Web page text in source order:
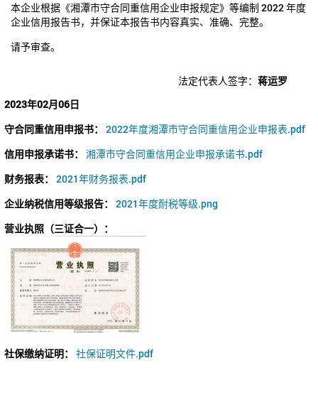
本企业根据《湘潭市守合同重信用企业申报规定》等编制 2022年度
企业信用报告书，并保证本报告书内容真实、准确、完整。
请予审查。
法定代表人签字： 蒋运罗
2023年02月06日
守合同重信用申报书：
2022年度湘潭市守合同重信用企业申报表.pdf
信用申报承诺书：
湘潭市守合同重信用企业申报承诺书.pdf
财务报表：
2021年财务报表.pdf
企业纳税信用等级报告：
2021年度耐税等级.png
营业执照（三证合一）：
社保缴纳证明： 社保证明文件.pdf